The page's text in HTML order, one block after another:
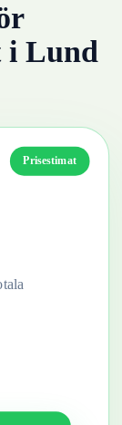
i Lund
Prisestimat